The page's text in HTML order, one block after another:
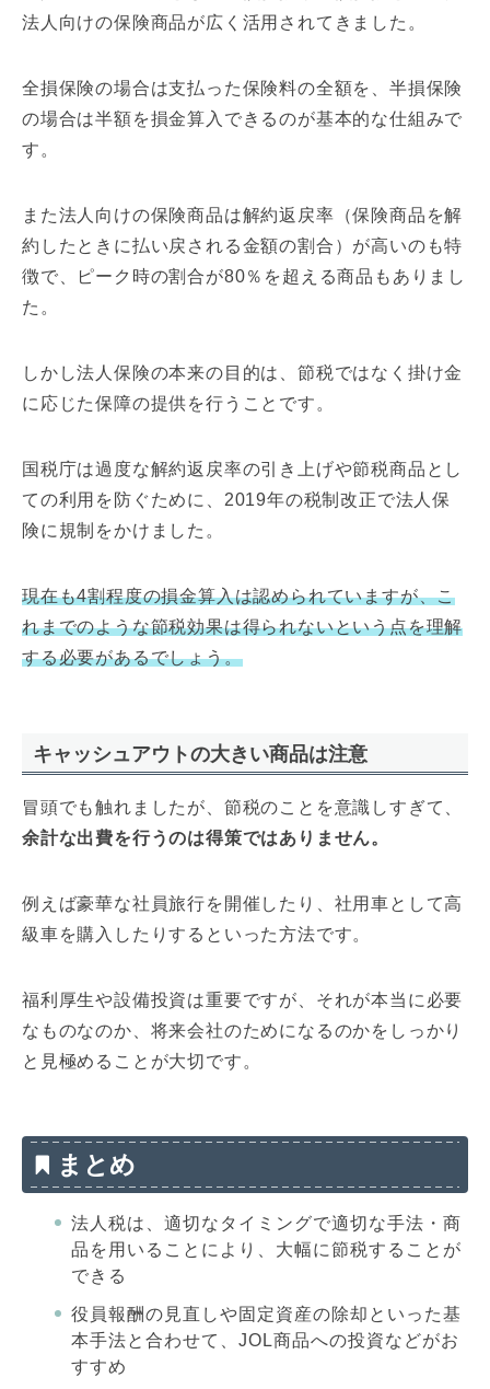
法人向けの保険商品が広く活用されてきました。
全損保険の場合は支払った保険料の全額を、半損保険
の場合は半額を損金算入できるのが基本的な仕組みで
す。
また法人向けの保険商品は解約返戻率（保険商品を解
約したときに払い戻される金額の割合）が高いのも特
徴で、ピーク時の割合が80％を超える商品もありまし
た。
しかし法人保険の本来の目的は、節税ではなく掛け金
に応じた保障の提供を行うことです。
国税庁は過度な解約返戻率の引き上げや節税商品とし
ての利用を防ぐために、2019年の税制改正で法人保
険に規制をかけました。
現在も4割程度の損金算入は認められていますが、こ
れまでのような節税効果は得られないという点を理解
する必要があるでしょう。
キャッシュアウトの大きい商品は注意
冒頭でも触れましたが、節税のことを意識しすぎて、
余計な出費を行うのは得策ではありません。
例えば豪華な社員旅行を開催したり、社用車として高
級車を購入したりするといった方法です。
福利厚生や設備投資は重要ですが、それが本当に必要
なものなのか、将来会社のためになるのかをしっかり
と見極めることが大切です。
まとめ
法人税は、適切なタイミングで適切な手法・商
品を用いることにより、大幅に節税することが
できる
役員報酬の見直しや固定資産の除却といった基
本手法と合わせて、JOL商品への投資などがお
すすめ